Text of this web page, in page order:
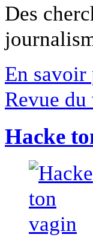
Des
En savoir
Revue du
Hacke